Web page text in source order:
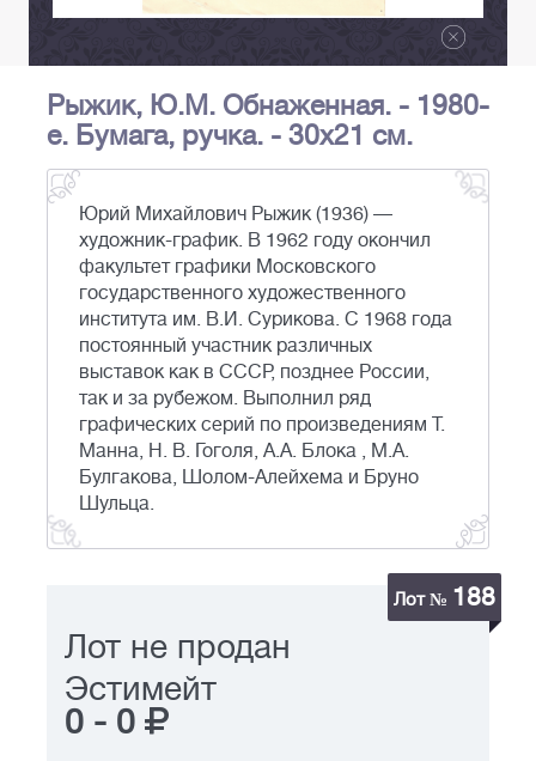
Рыжик, Ю.М. Обнаженная. - 1980-
е. Бумага, ручка. - 30х21 см.
Юрий Михайлович Рыжик (1936) —
художник-график. В 1962 году окончил
факультет графики Московского
государственного художественного
института им. В.И. Сурикова. С 1968 года
постоянный участник различных
выставок как в СССР, позднее России,
так и за рубежом. Выполнил ряд
графических серий по произведениям Т.
Манна, Н. В. Гоголя, А.А. Блока , М.А.
Булгакова, Шолом-Алейхема и Бруно
Шульца.
Лот № 188
Лот не продан
Эстимейт
0 - 0